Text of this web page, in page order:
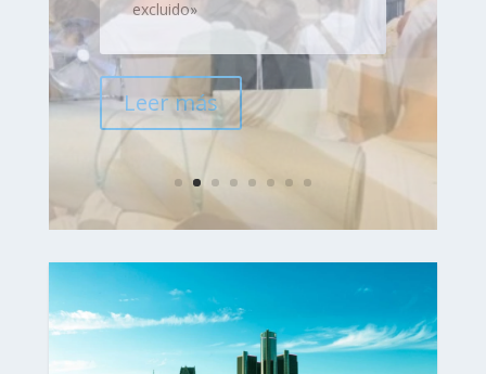
Franciscan Youth Meeting».
Leer más